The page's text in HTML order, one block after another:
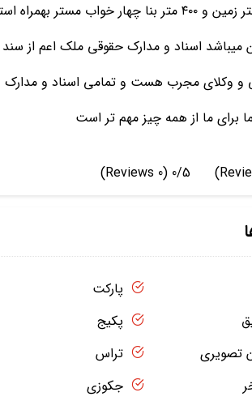
دارای۴۰۰ متر زمین و ۴۰۰ متر بنا چهار
اسناد و مدارک حقوقی ملک اعم از سند
و وکلای مجرب هست و تمامی اسناد و مدارک
برای ما از همه چیز مهم تر است
0/5
(0 Reviews)
تصویری
پارکت
پکیج
تراس
جکوزی